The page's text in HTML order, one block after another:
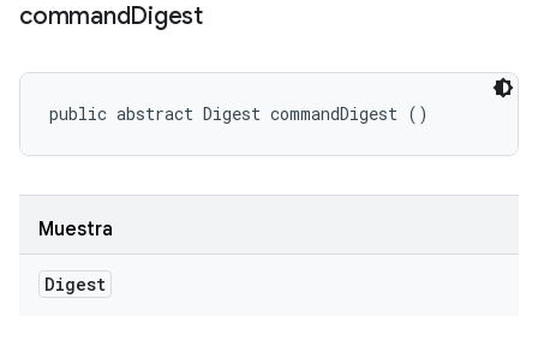
commandDigest
public abstract Digest commandDigest ()
Muestra
Digest